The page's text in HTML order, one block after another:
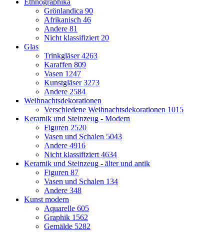
Grönlandica 90
Afrikanisch 46
Andere 81
Nicht klassifiziert 20
Glas
Trinkgläser4263
Karaffen 809
Vasen 1247
Kunstgläser3273
Andere 2584
Weihnachtsdekorationen
Verschiedene Weihnachtsdekorationen 1015
Keramik und Steinzeug - Modern
Figuren 2520
Vasen und Schalen 5043
Andere 4916
Nicht klassifiziert 4634
Keramik und Steinzeug - älter und antik
Figuren 87
Vasen und Schalen 134
Andere 348
Kunst modern
Aquarelle 605
Graphik 1562
Gemälde 5282